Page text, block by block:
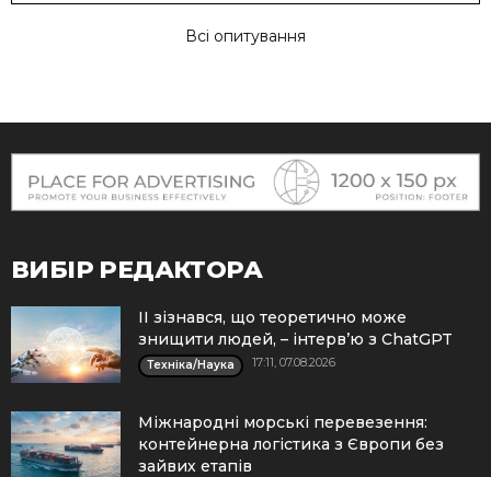
Всі опитування
ВИБІР РЕДАКТОРА
ІІ зізнався, що теоретично може
знищити людей, – інтерв’ю з ChatGPT
Техніка/Наука 17:11, 07.08.2026
Міжнародні морські перевезення:
контейнерна логістика з Європи без
зайвих етапів